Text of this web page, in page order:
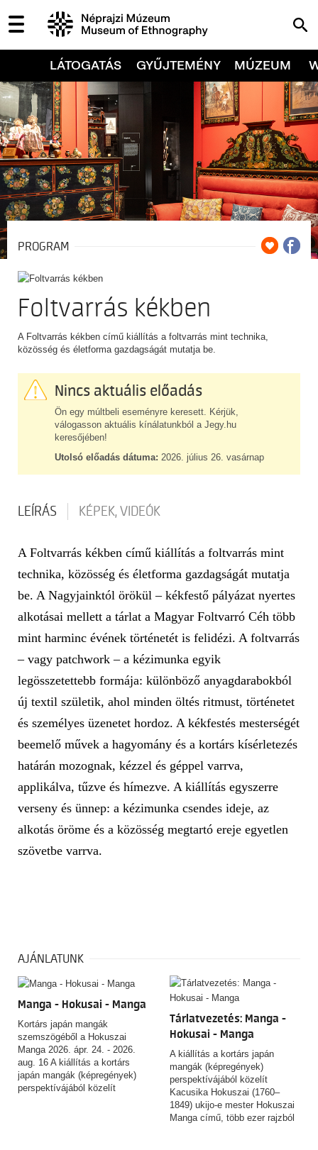
LÁTOGATÁS GYŰJTEMÉNY MÚZEUM
PROGRAM
Foltvarrás kékben
A Foltvarrás kékben című kiállítás a foltvarrás mint technika,
közösség és életforma gazdagságát mutatja be.
Nincs aktuális előadás
Ön egy múltbeli eseményre keresett. Kérjük,
válogasson aktuális kínálatunkból a Jegy.hu
keresőjében!
Utolsó előadás dátuma: 2026. július 26. vasárnap
LEÍRÁS KÉPEK, VIDEÓK
A Foltvarrás kékben című kiállítás a foltvarrás mint
technika, közösség és életforma gazdagságát mutatja
be. A Nagyjainktól örökül – kékfestő pályázat nyertes
alkotásai mellett a tárlat a Magyar Foltvarró Céh több
mint harminc évének történetét is felidézi. A foltvarrás
– vagy patchwork – a kézimunka egyik
legösszetettebb formája: különböző anyagdarabokból
új textil születik, ahol minden öltés ritmust, történetet
és személyes üzenetet hordoz. A kékfestés mesterségét
beemelő művek a hagyomány és a kortárs kísérletezés
határán mozognak, kézzel és géppel varrva,
applikálva, tűzve és hímezve. A kiállítás egyszerre
verseny és ünnep: a kézimunka csendes ideje, az
alkotás öröme és a közösség megtartó ereje egyetlen
szövetbe varrva.
AJÁNLATUNK
Manga - Hokusai - Manga
Kortárs japán mangák
szemszögéből a Hokuszai
Manga 2026. ápr. 24. - 2026.
aug. 16 A kiállítás a kortárs
japán mangák (képregények)
perspektívájából közelít
Tárlatvezetés: Manga -
Hokusai - Manga
A kiállítás a kortárs japán
mangák (képregények)
perspektívájából közelít
Kacusika Hokuszai (1760–
1849) ukijo-e mester Hokuszai
Manga című, több ezer rajzból